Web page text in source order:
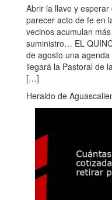
Abrir la llave y
parecer acto de fe en
vecinos acumulan
suministro… EL
de agosto una
llegará la Pastoral de
[…]
Heraldo de